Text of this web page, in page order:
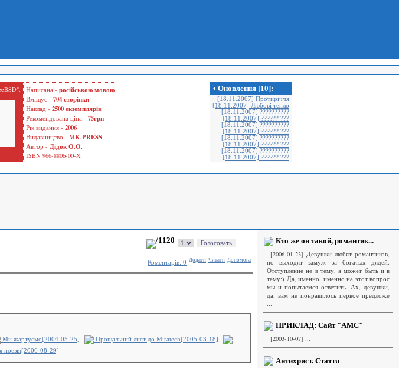
Написана - російською мовою
Вміщує - 704 сторінки
Наклад - 2500 екземплярів
Рекомендована ціна - 75грн
Рік видання - 2006
Видавництво - MK-PRESS
Автор - Дідок О.О.
ISBN 966-8806-00-X
• Оновлення [10]:
[18.11.2007] Протиріччя
[18.11.2007] Любові тепло
[18.11.2007] ??????????
[18.11.2007] ?????? ???
[18.11.2007] ??????????
[18.11.2007] ?????? ???
[18.11.2007] ??????????
[18.11.2007] ?????? ???
[18.11.2007] ??????????
[18.11.2007] ?????? ???
/1120
Коментарiв: 0 Додати Читати Допомога
Ми жартуємо[2004-05-25]
Прощальний лист до Miratech[2005-03-18]
поезія[2006-08-29]
Кто же он такой, романтик...
[2006-01-23] Девушки любят романтиков,
но выходят замуж за богатых дядей.
Отступление не в тему, а может быть и в
тему:) Да, именно, именно на этот вопрос
мы и попытаемся ответить. Ах, девушки,
да, вам не понравилось первое предложе
...
ПРИКЛАД: Сайт "АМС"
[2003-10-07] ...
Антихрист. Стаття